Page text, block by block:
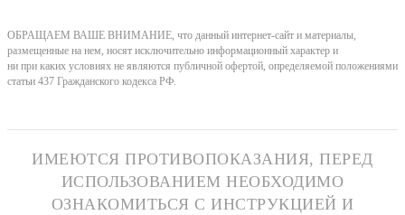
ОБРАЩАЕМ ВАШЕ ВНИМАНИЕ, что данный интернет-сайт и материалы,
размещенные на нем, носят исключительно информационный характер и
ни при каких условиях не являются публичной офертой, определяемой положениями
статьи 437 Гражданского кодекса РФ.
ИМЕЮТСЯ ПРОТИВОПОКАЗАНИЯ, ПЕРЕД
ИСПОЛЬЗОВАНИЕМ НЕОБХОДИМО
ОЗНАКОМИТЬСЯ С ИНСТРУКЦИЕЙ И